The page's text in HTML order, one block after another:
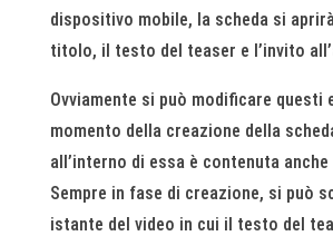
dispositivo mobile, la scheda si
titolo, il testo del teaser e l’invito
Ovviamente si può modificare questi
momento della creazione della
all’interno di essa è contenuta anche
Sempre in fase di creazione, si può
istante del video in cui il testo del